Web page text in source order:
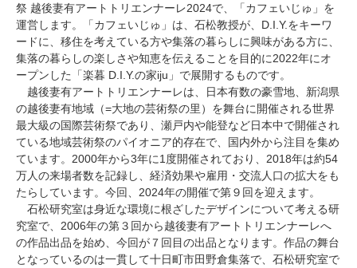
受験生 在学生
卒業生
企業・研究者
地域・一般
寄附のお願い
アクセス
キャンパスマップ お問い合わせ English 資料請求
祭 越後妻有アートトリエンナーレ2024で、「カフェいじゅ」を
運営します。「カフェいじゅ」は、石松教授が、 D.I.Y.をキーワ
ードに、移住を考えている方や集落の暮らしに興味がある方に、
集落の暮らしの楽しさや知恵を伝えることを目的に2022年にオ
ープンした「楽暮 D.I.Y.の家iju 」で展開するものです。
越後妻有アートトリエンナーレは、日本有数の豪雪地、新潟県
の越後妻有地域（=大地の芸術祭の里）を舞台に開催される世界
最大級の国際芸術祭であり、瀬戸内や能登など日本中で開催され
ている地域芸術祭のパイオニア的存在で、国内外から注目を集め
ています。 2000年から3年に1 度開催されており、 2018年は約54
万人の来場者数を記録し、経済効果や雇用・交流人口の拡大をも
たらしています。今回、 2024年の開催で第９回を迎えます。
石松研究室は身近な環境に根ざしたデザインについて考える研
究室で、 2006年の第３回から越後妻有アートトリエンナーレへ
の作品出品を始め、今回が７回目の出品となります。作品の舞台
となっているのは一貫して十日町市田野倉集落で、石松研究室で